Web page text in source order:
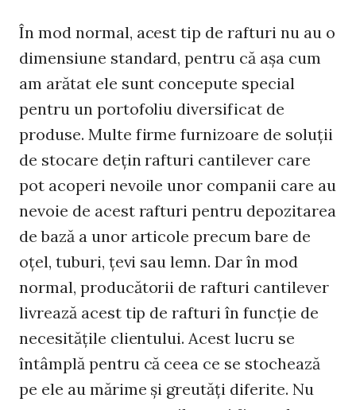
În mod normal, acest tip de rafturi nu au o
dimensiune standard, pentru că așa cum
am arătat ele sunt concepute special
pentru un portofoliu diversificat de
produse. Multe firme furnizoare de soluții
de stocare dețin rafturi cantilever care
pot acoperi nevoile unor companii care au
nevoie de acest rafturi pentru depozitarea
de bază a unor articole precum bare de
oțel, tuburi, țevi sau lemn. Dar în mod
normal, producătorii de rafturi cantilever
livrează acest tip de rafturi în funcție de
necesitățile clientului. Acest lucru se
întâmplă pentru că ceea ce se stochează
pe ele au mărime și greutăți diferite. Nu